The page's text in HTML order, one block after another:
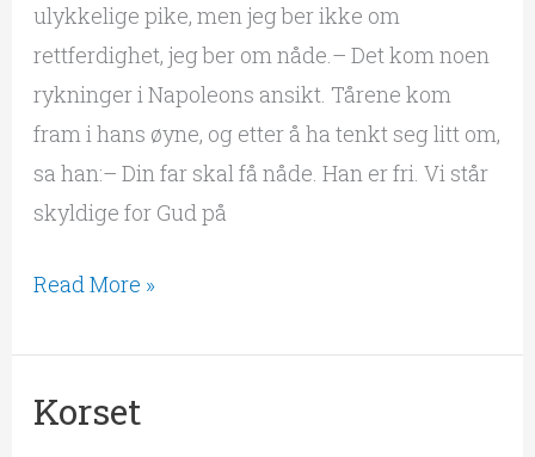
ulykkelige pike, men jeg ber ikke om
rettferdighet, jeg ber om nåde.– Det kom noen
rykninger i Napoleons ansikt. Tårene kom
fram i hans øyne, og etter å ha tenkt seg litt om,
sa han:– Din far skal få nåde. Han er fri. Vi står
skyldige for Gud på
Read More »
Korset
Korset